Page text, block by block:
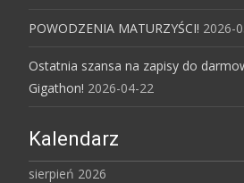
POWODZENIA MATURZYŚCI! 2026-
Ostatnia szansa na zapisy do
Gigathon! 2026-04-22
Kalendarz
sierpień 2026